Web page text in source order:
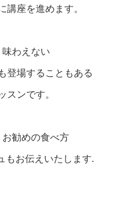
講座を進めます。
わえない
登場することもある
スンです。
勧めの食べ方
もお伝えいたします.